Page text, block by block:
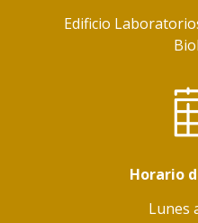
Edificio
Horario
Lunes